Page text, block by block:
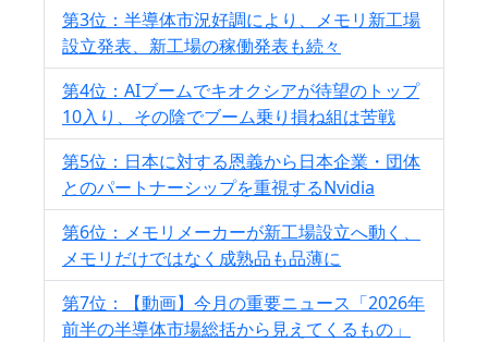
第3位：半導体市況好調により、メモリ新工場
設立発表、新工場の稼働発表も続々
第4位：AIブームでキオクシアが待望のトップ
10入り、その陰でブーム乗り損ね組は苦戦
第5位：日本に対する恩義から日本企業・団体
とのパートナーシップを重視するNvidia
第6位：メモリメーカーが新工場設立へ動く、
メモリだけではなく成熟品も品薄に
第7位：【動画】今月の重要ニュース「2026年
前半の半導体市場総括から見えてくるもの」